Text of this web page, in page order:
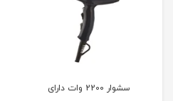
سشوار 2200 وات دارای